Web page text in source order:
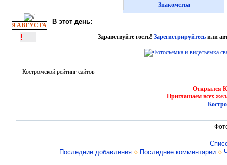
Знакомства
9 АВГУСТА В этот день:
! Здравствуйте гость! Зарегистрируйтесьили
Костромской рейтинг сайтов
Открылся
Приглашаем всех
Последние добавления
Последние комментарии